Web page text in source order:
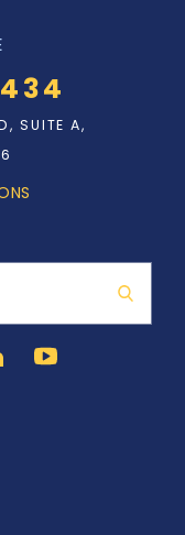
SUITE A,